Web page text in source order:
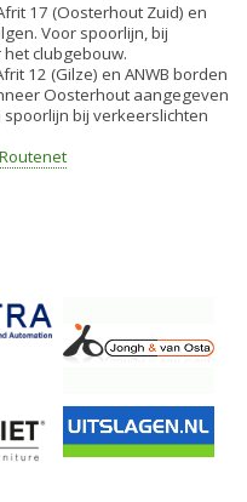
17 (Oosterhout Zuid) en
Voor spoorlijn, bij
clubgebouw.
12 (Gilze) en ANWB borden
Oosterhout aangegeven
bij verkeerslichten
Routenet